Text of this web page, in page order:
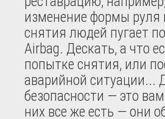
изменение формы руля
снятия людей пугает
Airbag. Дескать, а что
попытке снятия, или
аварийной ситуации...
безопасности — это
них все же есть — они